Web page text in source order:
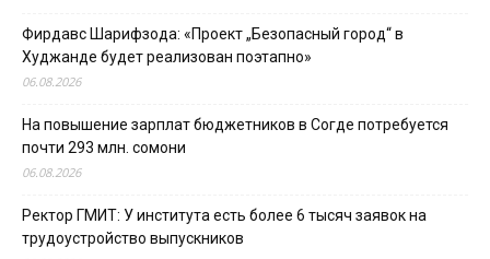
Фирдавс Шарифзода: «Проект „Безопасный город“ в
Худжанде будет реализован поэтапно»
06.08.2026
На повышение зарплат бюджетников в Согде потребуется
почти 293 млн. сомони
06.08.2026
Ректор ГМИТ: У института есть более 6 тысяч заявок на
трудоустройство выпускников